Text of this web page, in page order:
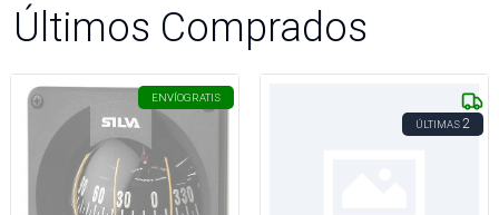
Últimos Comprados
ENVÍOGRATIS
ÚLTIMAS2